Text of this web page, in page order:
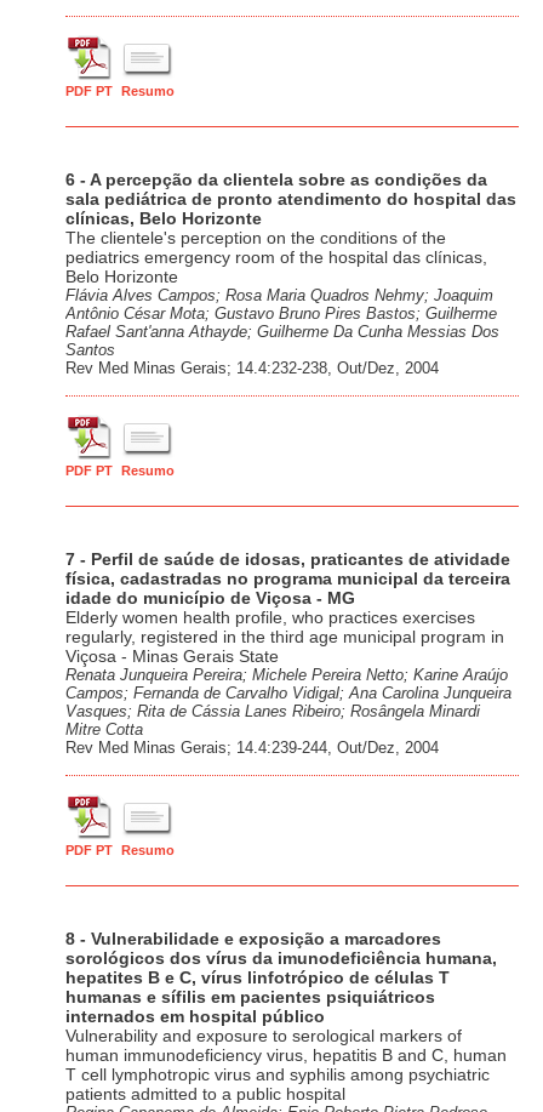
PDF PT Resumo
6 - A percepção da clientela sobre as condições da
sala pediátrica de pronto atendimento do hospital das
clínicas, Belo Horizonte
The clientele's perception on the conditions of the
pediatrics emergency room of the hospital das clínicas,
Belo Horizonte
Flávia Alves Campos; Rosa Maria Quadros Nehmy; Joaquim
Antônio César Mota; Gustavo Bruno Pires Bastos; Guilherme
Rafael Sant'anna Athayde; Guilherme Da Cunha Messias Dos
Santos
Rev Med Minas Gerais; 14.4:232-238, Out/Dez, 2004
PDF PT Resumo
7 - Perfil de saúde de idosas, praticantes de atividade
física, cadastradas no programa municipal da terceira
idade do município de Viçosa - MG
Elderly women health profile, who practices exercises
regularly, registered in the third age municipal program in
Viçosa - Minas Gerais State
Renata Junqueira Pereira; Michele Pereira Netto; Karine Araújo
Campos; Fernanda de Carvalho Vidigal; Ana Carolina Junqueira
Vasques; Rita de Cássia Lanes Ribeiro; Rosângela Minardi
Mitre Cotta
Rev Med Minas Gerais; 14.4:239-244, Out/Dez, 2004
PDF PT Resumo
8 - Vulnerabilidade e exposição a marcadores
sorológicos dos vírus da imunodeficiência humana,
hepatites B e C, vírus linfotrópico de células T
humanas e sífilis em pacientes psiquiátricos
internados em hospital público
Vulnerability and exposure to serological markers of
human immunodeficiency virus, hepatitis B and C, human
T cell lymphotropic virus and syphilis among psychiatric
patients admitted to a public hospital